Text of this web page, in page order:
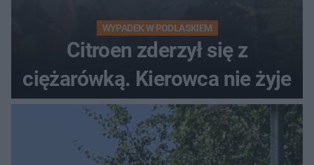
WYPADEK W PODLASKIEM
Citroen zderzył się z
ciężarówką. Kierowca nie żyje